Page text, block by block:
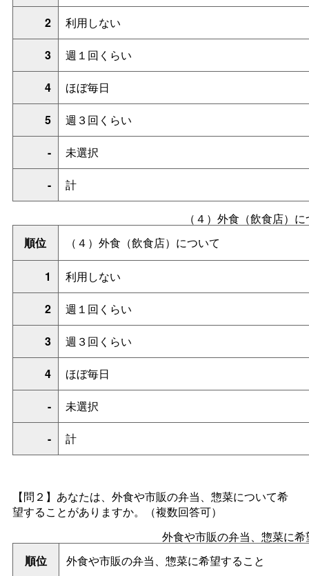
2 利用しない
3 週１回くらい
4 ほぼ毎日
5 週３回くらい
- 未選択
- 計
（４）外食（飲食店）
順位
（４）外食（飲食店）について
1 利用しない
2 週１回くらい
3 週３回くらい
4 ほぼ毎日
- 未選択
- 計
【問２】あなたは、外食や市販の弁当、惣菜について希
望することがありますか。（複数回答可）
外食や市販の弁当、惣菜に
順位
外食や市販の弁当、惣菜に希望すること